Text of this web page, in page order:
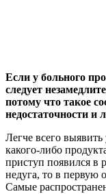
Если у больного
следует
потому что такое
недостаточности и
Легче всего
какого-либо
приступ появился в
недуга, то в первую
Самые